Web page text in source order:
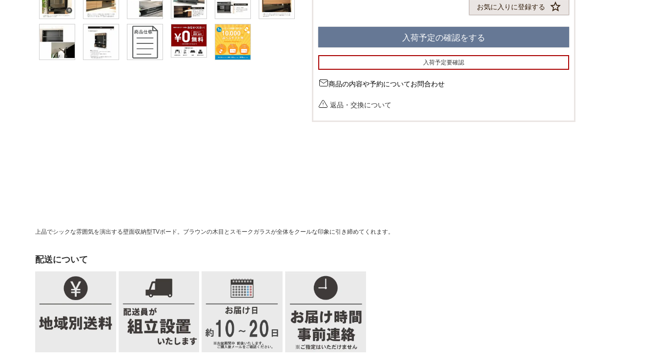
お気に入りに登録する
入荷予定の確認をする
入荷予定要確認
商品の内容や予約についてお問合わせ
返品・交換について
上品でシックな雰囲気を演出する壁面収納型TVボード。ブラウンの木目とスモークガラスが全体をクールな印象に引き締めてくれます。
配送について